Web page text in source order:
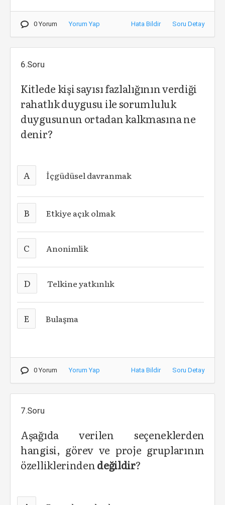
0 Yorum Yorum Yap Hata Bildir Soru Detay
6.Soru
Kitlede kişi sayısı fazlalığının verdiği
rahatlık duygusu ile sorumluluk
duygusunun ortadan kalkmasına ne
denir?
A İçgüdüsel davranmak
B Etkiye açık olmak
C Anonimlik
D Telkine yatkınlık
E Bulaşma
0 Yorum Yorum Yap Hata Bildir Soru Detay
7.Soru
Aşağıda verilen seçeneklerden
hangisi, görev ve proje gruplarının
özelliklerindendeğildir?